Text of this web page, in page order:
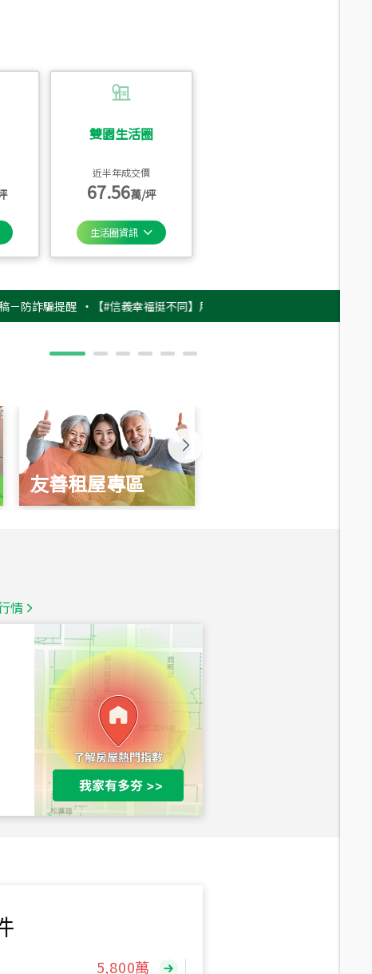
雙園生活圈
近半年成交價
67.56萬/坪
生活圈資訊
提醒 ‧【#信義幸福挺不同】用實力，讓升職免抽號碼牌！最新雇主品
友善租屋專區
情
1,020萬
總價
490萬
總價
1,808萬